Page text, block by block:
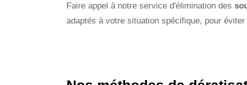
Faire appel à notre service d'élimination des
adaptés à votre situation spécifique, pour